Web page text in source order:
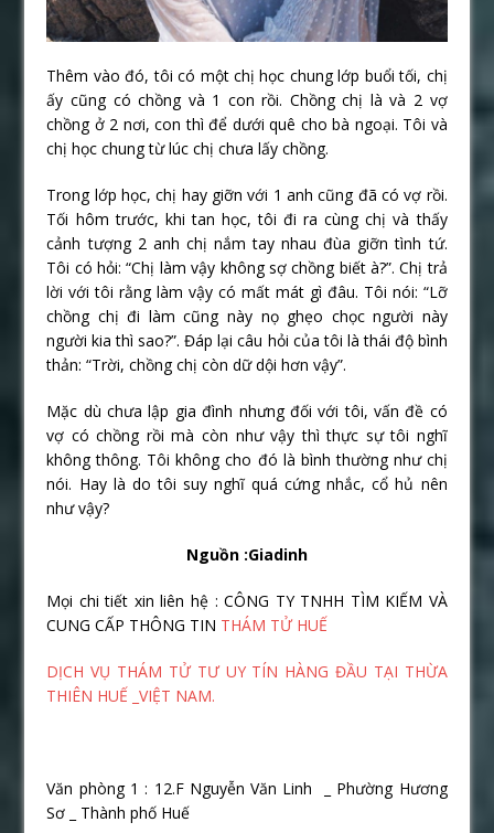
Thêm vào đó, tôi có một chị học chung lớp buổi tối, chị
ấy cũng có chồng và 1 con rồi. Chồng chị là và 2 vợ
chồng ở 2 nơi, con thì để dưới quê cho bà ngoại. Tôi và
chị học chung từ lúc chị chưa lấy chồng.
Trong lớp học, chị hay giỡn với 1 anh cũng đã có vợ rồi.
Tối hôm trước, khi tan học, tôi đi ra cùng chị và thấy
cảnh tượng 2 anh chị nắm tay nhau đùa giỡn tình tứ.
Tôi có hỏi: “Chị làm vậy không sợ chồng biết à?”. Chị trả
lời với tôi rằng làm vậy có mất mát gì đâu. Tôi nói: “Lỡ
chồng chị đi làm cũng này nọ ghẹo chọc người này
người kia thì sao?”. Đáp lại câu hỏi của tôi là thái độ bình
thản: “Trời, chồng chị còn dữ dội hơn vậy”.
Mặc dù chưa lập gia đình nhưng đối với tôi, vấn đề có
vợ có chồng rồi mà còn như vậy thì thực sự tôi nghĩ
không thông. Tôi không cho đó là bình thường như chị
nói. Hay là do tôi suy nghĩ quá cứng nhắc, cổ hủ nên
như vậy?
Nguồn :Giadinh
Mọi chi tiết xin liên hệ : CÔNG TY TNHH TÌM KIẾM VÀ
CUNG CẤP THÔNG TIN THÁM TỬ HUẾ
DỊCH VỤ THÁM TỬ TƯ UY TÍN HÀNG ĐẦU TẠI THỪA
THIÊN HUẾ _VIỆT NAM.
Văn phòng 1 : 12.F Nguyễn Văn Linh _ Phường Hương
Sơ _ Thành phố Huế